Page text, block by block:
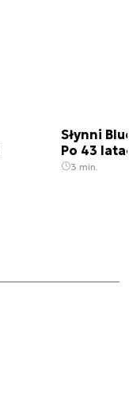
Słynni
Po 43
3 min.